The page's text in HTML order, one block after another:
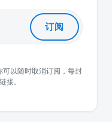
订阅
以随时取消订阅，每封
接。